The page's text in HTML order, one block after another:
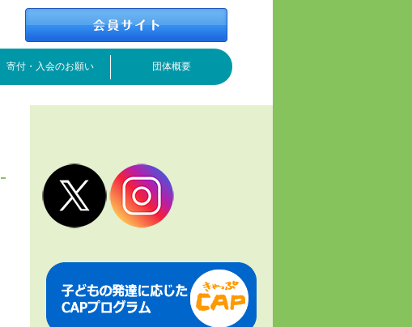
寄付・入会のお願い 団体概要